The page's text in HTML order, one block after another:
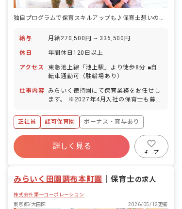
独自プログラムで保育スキルアップも♪保育士想いの働きやすさ＆安定待遇
給与 月給270,500円 ~ 336,500円
休日 年間休日120日以上
アクセス
東急池上線「池上駅」より徒歩8分 ■自
転車通勤可（駐輪場あり）
仕事内容
みらいく徳持園にて保育業務をお任せし
ます。 ※2027年4月入社の保育士も募集
配属先は希望をお聞きしながら決定しま
す。 ■具体的な仕事内容 0歳から6歳まで
のお子さまの保育業務をお任せします。
一人ひとりの個性に向き合い、豊かな成
長を促します。子どもたちの興味関心に
現代と未来をつなぐ「子どもたちの心の
ています。一人ひとりの子どもたちが、
自分の個性と向き合い力強く輝けるよう
正社員 認可保育園
ボーナス・賞与あり
年間休日120日以上
寮・住宅・家賃補助あり
社会保険完備
残業少なめ
詳しく見る
キープ
みらいく田園調布本町園 保育士の求人
株式会社第一コーポレーション
東京都/大田区
2026/05/12更新